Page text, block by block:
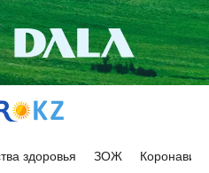
здоровья ЗОЖ